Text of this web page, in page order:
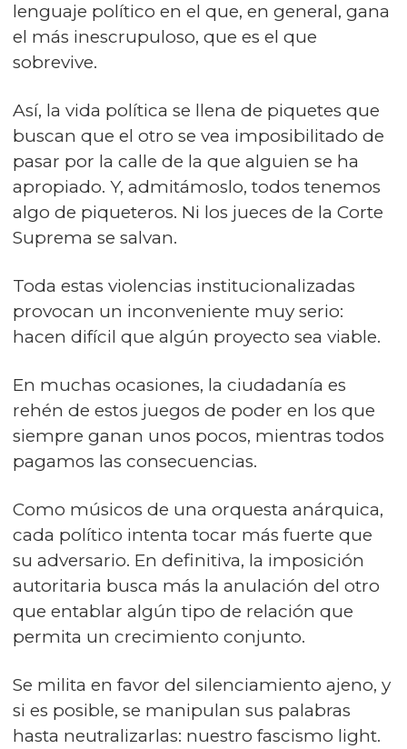
lenguaje político en el que, en general, gana
el más inescrupuloso, que es el que
sobrevive.
Así, la vida política se llena de piquetes que
buscan que el otro se vea imposibilitado de
pasar por la calle de la que alguien se ha
apropiado. Y, admitámoslo, todos tenemos
algo de piqueteros. Ni los jueces de la Corte
Suprema se salvan.
Toda estas violencias institucionalizadas
provocan un inconveniente muy serio:
hacen difícil que algún proyecto sea viable.
En muchas ocasiones, la ciudadanía es
rehén de estos juegos de poder en los que
siempre ganan unos pocos, mientras todos
pagamos las consecuencias.
Como músicos de una orquesta anárquica,
cada político intenta tocar más fuerte que
su adversario. En definitiva, la imposición
autoritaria busca más la anulación del otro
que entablar algún tipo de relación que
permita un crecimiento conjunto.
Se milita en favor del silenciamiento ajeno, y
si es posible, se manipulan sus palabras
hasta neutralizarlas: nuestro fascismo light.